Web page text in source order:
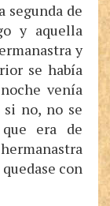
segunda de
y aquella
y
se había
venía
no, no se
era de
con